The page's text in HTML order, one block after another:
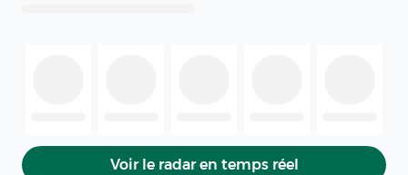
Voir le radar en temps réel